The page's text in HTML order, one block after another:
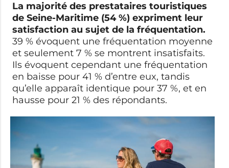
La majorité des prestataires touristiques
de Seine-Maritime (54 %) expriment leur
satisfaction au sujet de la fréquentation.
39 % évoquent une fréquentation moyenne
et seulement 7 % se montrent insatisfaits.
Ils évoquent cependant une fréquentation
en baisse pour 41 % d’entre eux, tandis
qu’elle apparaît identique pour 37 %, et en
hausse pour 21 % des répondants.